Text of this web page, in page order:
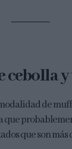
cebolla
de
que
que son más